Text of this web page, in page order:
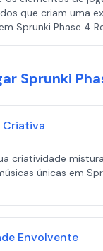
que criam uma
Sprunki Phase 4
Sprunki
Criativa
criatividade
únicas em
Envolvente